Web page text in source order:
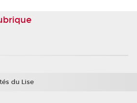
du Lise